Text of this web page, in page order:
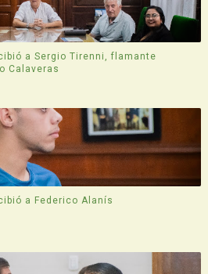
a Sergio Tirenni, flamante
Calaveras
a Federico Alanís